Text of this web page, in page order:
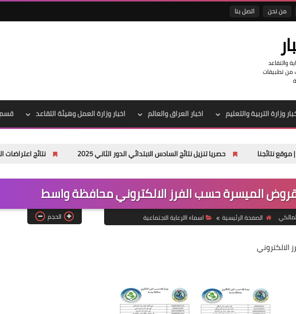
من نحن اتصل بنا
والتقاعد
من تطبيقات
وزارة التربية والتعليم اخبار العراق والعالم اخبار وزارة العمل وهيئة التقاعد قسم
حصريا تنزيل نتائج السادس الابتدائي الدور الثاني 2025 نتائج اعتراضات السادس الاعدادي 2025 الدور الأول جميع
الصفحة الرئيسية اسماء االرعاية الاجتماعية الحجم
علي المالكي